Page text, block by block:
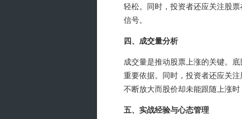
轻松。同时，投资者还应关注股
信号。
四、成交量分析
成交量是推动股票上涨的关键。
重要依据。同时，投资者还应关
不断放大而股价却未能跟随上涨时
五、实战经验与心态管理